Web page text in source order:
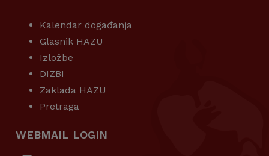
Kalendar događanja
Glasnik HAZU
Izložbe
DIZBI
Zaklada HAZU
Pretraga
WEBMAIL LOGIN